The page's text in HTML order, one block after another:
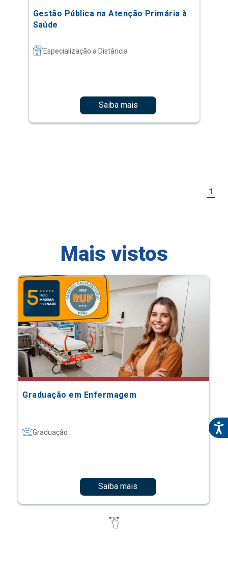
Gestão Pública na Atenção Primária à
Saúde
Especialização a Distância
Saiba mais
1
Mais vistos
Graduação em Enfermagem
Graduação
Saiba mais